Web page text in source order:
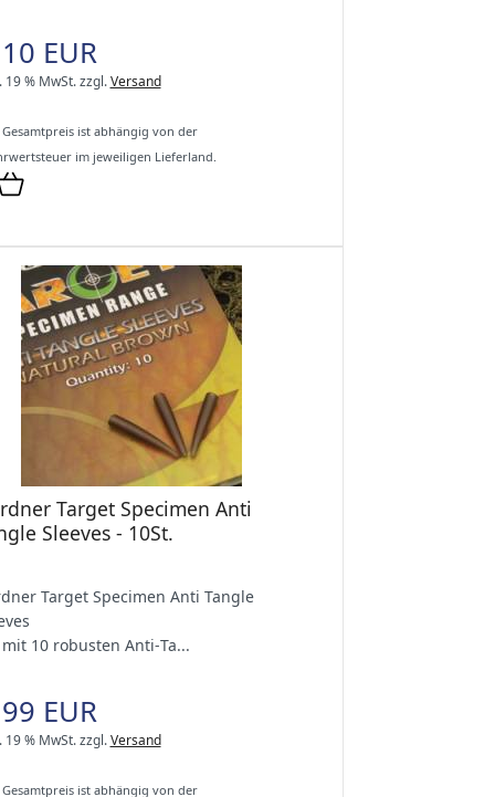
EUR
19 % MwSt.zzgl.Versand
ist abhängig von der
im jeweiligen Lieferland.
Target Specimen Anti
Sleeves - 10St.
Target Specimen Anti Tangle
10 robusten Anti‑Ta...
EUR
19 % MwSt.zzgl.Versand
ist abhängig von der